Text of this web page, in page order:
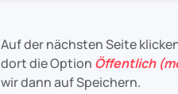
Auf der nächsten Seite
dort die Option Öffentlich
wir dann auf Speichern.